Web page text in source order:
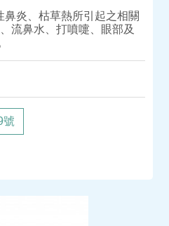
鼻炎、枯草熱所引起之相關
流鼻水、打噴嚏、眼部及
號